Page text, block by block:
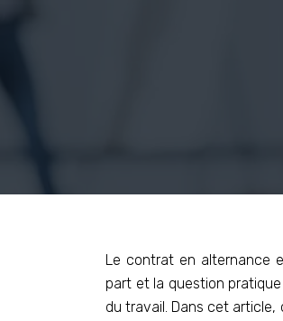
Le contrat en alternance
part et la question
du travail. Dans cet